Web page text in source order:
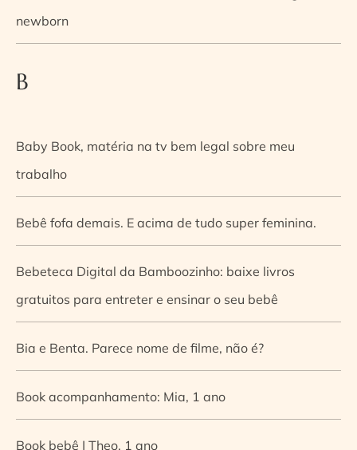
newborn
B
Baby Book, matéria na tv bem legal sobre meu
trabalho
Bebê fofa demais. E acima de tudo super feminina.
Bebeteca Digital da Bamboozinho: baixe livros
gratuitos para entreter e ensinar o seu bebê
Bia e Benta. Parece nome de filme, não é?
Book acompanhamento: Mia, 1 ano
Book bebê | Theo, 1 ano